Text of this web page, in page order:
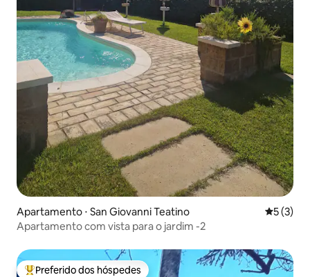
Apartamento ⋅ San Giovanni Teatino 5 de
5 (3)
Apartamento com vista para o jardim -2
Preferido dos hóspedes